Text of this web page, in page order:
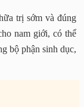
trị sớm và đúng
nam giới, có thể
bộ phận sinh dục,